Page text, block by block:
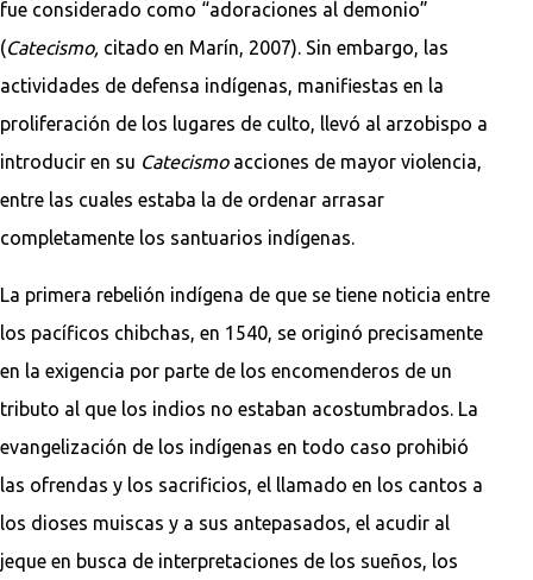
fue considerado como “adoraciones al demonio”
(Catecismo, citado en Marín, 2007). Sin embargo, las
actividades de defensa indígenas, manifiestas en la
proliferación de los lugares de culto, llevó al arzobispo a
introducir en su Catecismoacciones de mayor violencia,
entre las cuales estaba la de ordenar arrasar
completamente los santuarios indígenas.
La primera rebelión indígena de que se tiene noticia entre
los pacíficos chibchas, en 1540, se originó precisamente
en la exigencia por parte de los encomenderos de un
tributo al que los indios no estaban acostumbrados. La
evangelización de los indígenas en todo caso prohibió
las ofrendas y los sacrificios, el llamado en los cantos a
los dioses muiscas y a sus antepasados, el acudir al
jeque en busca de interpretaciones de los sueños, los